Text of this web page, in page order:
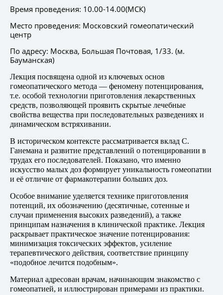
Время проведения: 10.00-14.00(МСК)
Место проведения: Московский гомеопатический
центр
По адресу: Москва, Большая Почтовая, 1/33. (м.
Бауманская)
Лекция посвящена одной из ключевых основ
гомеопатического метода — феномену потенцирования,
т.е. особой технологии приготовления лекарственных
средств, позволяющей проявить скрытые лечебные
свойства вещества при последовательных разведениях и
динамическом встряхивании.
В историческом контексте рассматривается вклад С.
Ганемана и развитие представлений о потенцировании в
трудах его последователей. Показано, что именно
искусство малых доз формирует уникальность гомеопатии
и её отличие от фармакотерапии больших доз.
Особое внимание уделяется технике приготовления
потенций, их обозначению (десятичные, сотенные и
случаи применения высоких разведений), а также
принципам назначения в клинической практике. Лекция
раскрывает практическое значение потенцирования:
минимизация токсических эффектов, усиление
терапевтического действия, соответствие принципу
«подобное лечится подобным».
Материал адресован врачам, начинающим знакомство с
гомеопатией, и иллюстрирован примерами из практики.